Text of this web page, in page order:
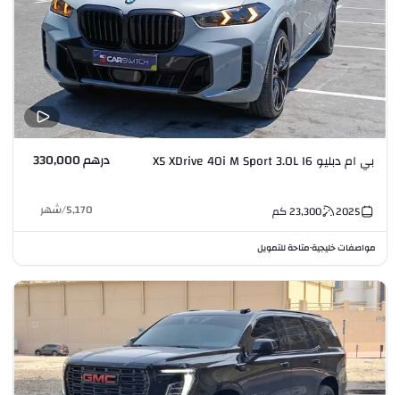
بي ام دبليو X5 XDrive 40i M Sport 3.0L I6 درهم 330,000
2025
23,300كم 5,170
/شهر
مواصفات خليجية•متاحة للتمويل